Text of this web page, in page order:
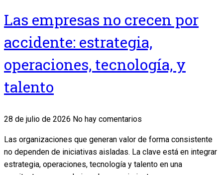
Las empresas no crecen por
accidente: estrategia,
operaciones, tecnología, y
talento
28 de julio de 2026 No hay comentarios
Las organizaciones que generan valor de forma consistente
no dependen de iniciativas aisladas. La clave está en integrar
estrategia, operaciones, tecnología y talento en una